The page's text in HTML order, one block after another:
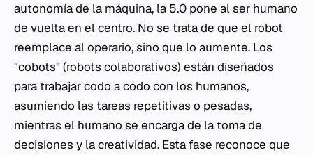
autonomía de la máquina, la 5.0 pone al ser humano
de vuelta en el centro. No se trata de que el robot
reemplace al operario, sino que lo aumente. Los
"cobots" (robots colaborativos) están diseñados
para trabajar codo a codo con los humanos,
asumiendo las tareas repetitivas o pesadas,
mientras el humano se encarga de la toma de
decisiones y la creatividad. Esta fase reconoce que